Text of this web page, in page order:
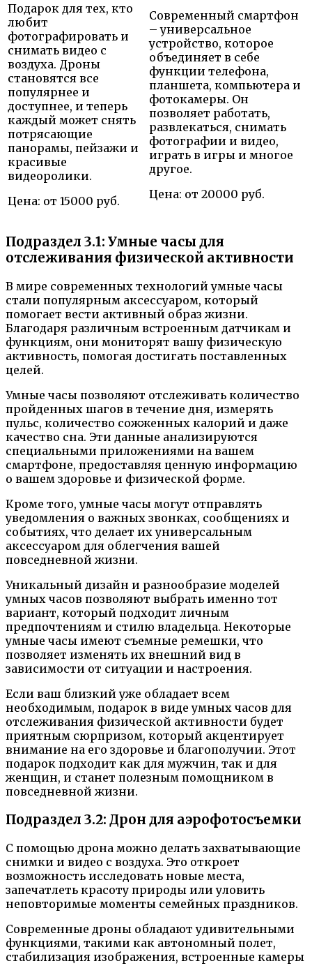
Подарок для тех, кто
любит
фотографировать и
снимать видео с
воздуха. Дроны
становятся все
популярнее и
доступнее, и теперь
каждый может снять
потрясающие
панорамы, пейзажи и
красивые
видеоролики.
Цена: от 15000 руб.
Современный смартфон
– универсальное
устройство, которое
объединяет в себе
функции телефона,
планшета, компьютера и
фотокамеры. Он
позволяет работать,
развлекаться, снимать
фотографии и видео,
играть в игры и многое
другое.
Цена: от 20000 руб.
Подраздел 3.1: Умные часы для
отслеживания физической активности
В мире современных технологий умные часы
стали популярным аксессуаром, который
помогает вести активный образ жизни.
Благодаря различным встроенным датчикам и
функциям, они мониторят вашу физическую
активность, помогая достигать поставленных
целей.
Умные часы позволяют отслеживать количество
пройденных шагов в течение дня, измерять
пульс, количество сожженных калорий и даже
качество сна. Эти данные анализируются
специальными приложениями на вашем
смартфоне, предоставляя ценную информацию
о вашем здоровье и физической форме.
Кроме того, умные часы могут отправлять
уведомления о важных звонках, сообщениях и
событиях, что делает их универсальным
аксессуаром для облегчения вашей
повседневной жизни.
Уникальный дизайн и разнообразие моделей
умных часов позволяют выбрать именно тот
вариант, который подходит личным
предпочтениям и стилю владельца. Некоторые
умные часы имеют съемные ремешки, что
позволяет изменять их внешний вид в
зависимости от ситуации и настроения.
Если ваш близкий уже обладает всем
необходимым, подарок в виде умных часов для
отслеживания физической активности будет
приятным сюрпризом, который акцентирует
внимание на его здоровье и благополучии. Этот
подарок подходит как для мужчин, так и для
женщин, и станет полезным помощником в
повседневной жизни.
Подраздел 3.2: Дрон для аэрофотосъемки
С помощью дрона можно делать захватывающие
снимки и видео с воздуха. Это откроет
возможность исследовать новые места,
запечатлеть красоту природы или уловить
неповторимые моменты семейных праздников.
Современные дроны обладают удивительными
функциями, такими как автономный полет,
стабилизация изображения, встроенные камеры